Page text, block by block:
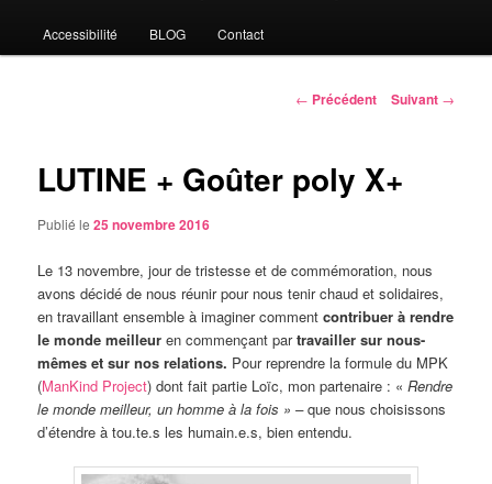
Accessibilité BLOG Contact
Navigation
← Précédent Suivant →
LUTINE + Goûter poly X+
Publié le25 novembre 2016
Le 13 novembre, jour de tristesse et de commémoration, nous
avons décidé de nous réunir pour nous tenir chaud et solidaires,
en travaillant ensemble à imaginer commentcontribuer à rendre
le monde meilleur en commençant partravailler sur nous-
mêmes et sur nos relations. Pour reprendre la formule du MPK
(ManKind Project) dont fait partie Loïc, mon partenaire : «Rendre
le monde meilleur, un homme à la fois » –que nous choisissons
d’étendre à tou.te.s les humain.e.s, bien entendu.